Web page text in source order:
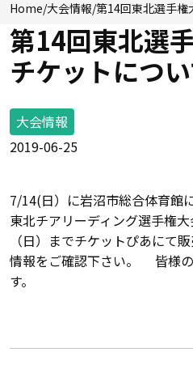
Home/大会情報/第14回東北選手権
第14回東北選
チケットにつ
大会情報
2019-06-25
7/14(日）に岩沼市総合体育館
東北チアリーディング選手権
（日）までチケットぴあに
情報をご確認下さい。 皆様
す。